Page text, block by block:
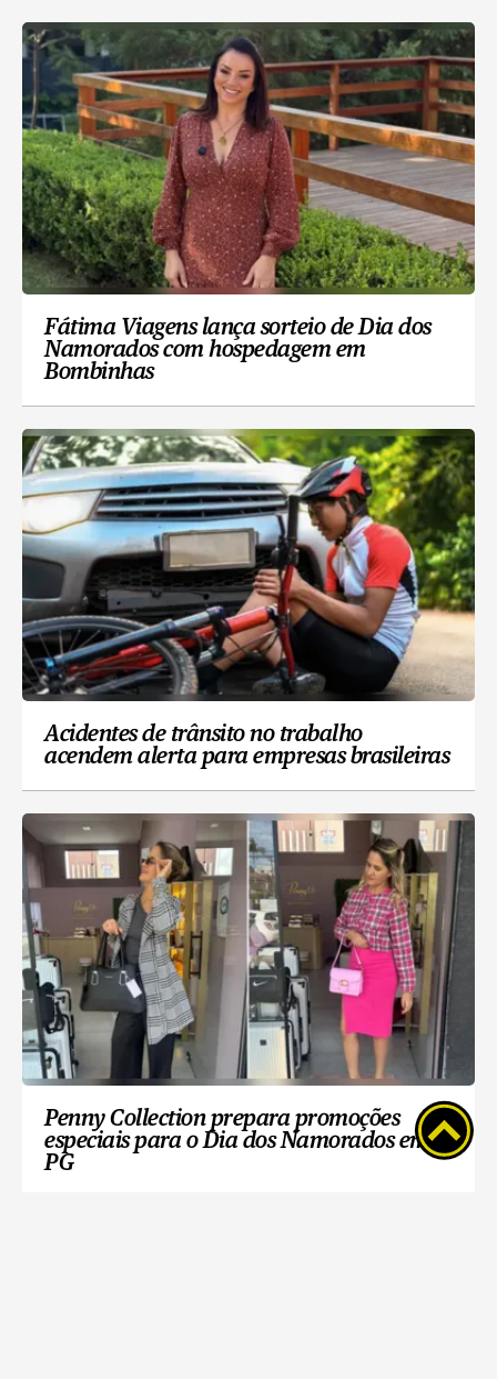
Fátima Viagens lança sorteio de Dia dos
Namorados com hospedagem em
Bombinhas
Acidentes de trânsito no trabalho
acendem alerta para empresas brasileiras
Penny Collection prepara promoções
especiais para o Dia dos Namorados em
PG